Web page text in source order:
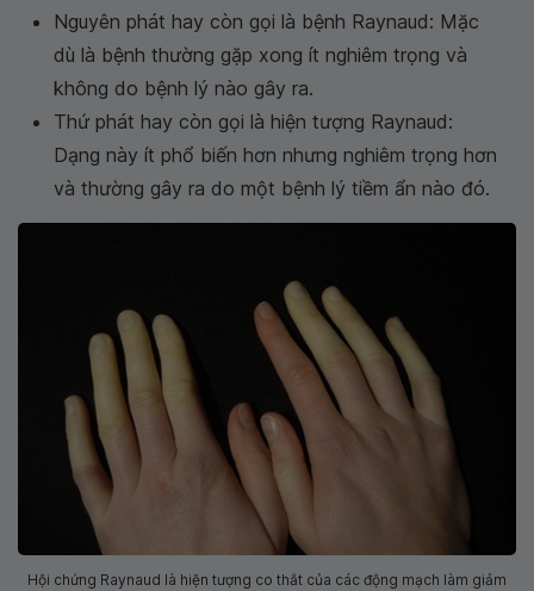
Nguyên phát hay còn gọi là bệnh Raynaud: Mặc
dù là bệnh thường gặp xong ít nghiêm trọng và
không do bệnh lý nào gây ra.
Thứ phát hay còn gọi là hiện tượng Raynaud:
Dạng này ít phổ biến hơn nhưng nghiêm trọng hơn
và thường gây ra do một bệnh lý tiềm ẩn nào đó.
Hội chứng Raynaud là hiện tượng co thắt của các động mạch làm giảm